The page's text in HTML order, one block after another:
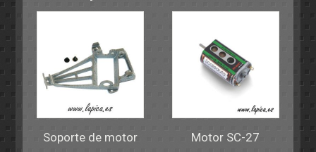
Soporte de motor
Motor SC-27